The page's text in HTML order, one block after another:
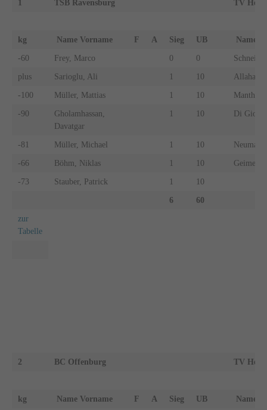
1 TSB Ravensburg TV
kg Name Vorname F A Sieg UB Name
-60 Frey, Marco 0 0
plus Sarioglu, Ali 1 10 Allaham,
-100 Müller, Mattias 1 10 Manthey,
-90
Gholamhassan,
Davatgar
1 10 Di Gioia,
-81 Müller, Michael 1 10
-66 Böhm, Niklas 1 10 Geimer,
-73 Stauber, Patrick 1 10
6 60
zur
Tabelle
2 BC Offenburg TV
kg Name Vorname F A Sieg UB Name